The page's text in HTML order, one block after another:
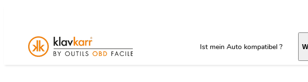
Ist mein Auto kompatibel ?